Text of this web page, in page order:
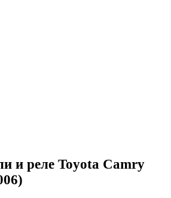
и реле Toyota Camry